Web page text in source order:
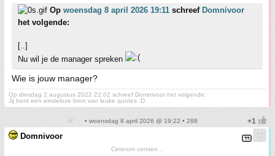
Op woensdag 8 april 2026 19:11 schreef Domnivoor
het volgende:
[..]
Nu wil je de manager spreken
Wie is jouw manager?
Op dinsdag 2 augustus 2022 22:02 schreef Domnivoor het volgende:
Jij bent een eindeloze bron van leuke quotes :D
• woensdag 8 april 2026 @ 19:22 • 288
Domnivoor
Ceterum censeo...